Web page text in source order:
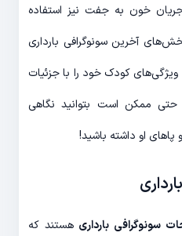
خون به جفت نیز استفاده
آخرین سونوگرافی بارداری
کودک خود را با جزئیات
حتی ممکن است بتوانید نگاهی
او داشته باشید!
سونوگرافی بارداری هستند که